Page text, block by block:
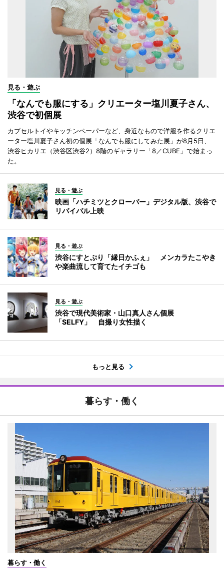
見る・遊ぶ
「なんでも服にする」クリエーター塩川夏子さん、
渋谷で初個展
カプセルトイやキッチンペーパーなど、身近なもので洋服を作るクリエ
ーター塩川夏子さん初の個展「なんでも服にしてみた展」が8月5日、
渋谷ヒカリエ（渋谷区渋谷2）8階のギャラリー「8／CUBE」で始まっ
た。
見る・遊ぶ
映画「ハチミツとクローバー」デジタル版、渋谷で
リバイバル上映
見る・遊ぶ
渋谷にすとぷり「縁日かふぇ」 メンカラたこやき
や楽曲流して育てたイチゴも
見る・遊ぶ
渋谷で現代美術家・山口真人さん個展
「SELFY」 自撮り女性描く
もっと見る
暮らす・働く
暮らす・働く